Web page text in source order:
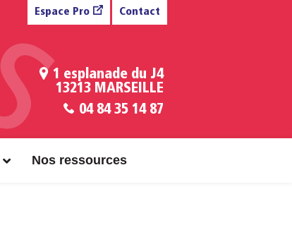
Espace Pro Contact
1 esplanade du J4
13213 MARSEILLE
04 84 35 14 87
Nos ressources